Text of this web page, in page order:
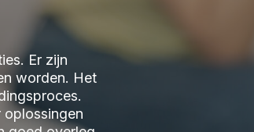
Er zijn
worden. Het
oplossingen